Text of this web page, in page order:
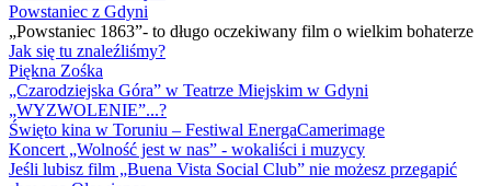
Powstaniec z Gdyni
„Powstaniec 1863”- to długo oczekiwany film o wielkim bohaterze
Jak się tu znaleźliśmy?
Piękna Zośka
„Czarodziejska Góra” w Teatrze Miejskim w Gdyni
„WYZWOLENIE”...?
Święto kina w Toruniu – Festiwal EnergaCamerimage
Koncert „Wolność jest w nas” - wokaliści i muzycy
Jeśli lubisz film „Buena Vista Social Club” nie możesz przegapić